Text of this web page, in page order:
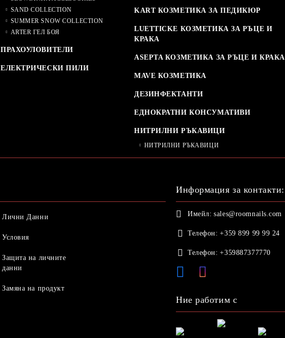
SAND COLLECTION
SUMMER SNOW COLLECTION
ARTER ГЕЛ БОЯ
ПРАХОУЛОВИТЕЛИ
ЕЛЕКТРИЧЕСКИ ПИЛИ
KART КОЗМЕТИКА ЗА ПЕДИКЮР
LUETTICKE КОЗМЕТИКА ЗА РЪЦЕ И
КРАКА
ASEPTA КОЗМЕТИКА ЗА РЪЦЕ И КРАКА
MAVE КОЗМЕТИКА
ДЕЗИНФЕКТАНТИ
ЕДНОКРАТНИ КОНСУМАТИВИ
НИТРИЛНИ РЪКАВИЦИ
НИТРИЛНИ РЪКАВИЦИ
Лични Данни
Условия
Защита на личните
данни
Замяна на продукт
Информация за контакти:
Имейл: sales@roomnails.com
Телефон: +359 899 99 99 24
Телефон: +359887377770
Ние работим с